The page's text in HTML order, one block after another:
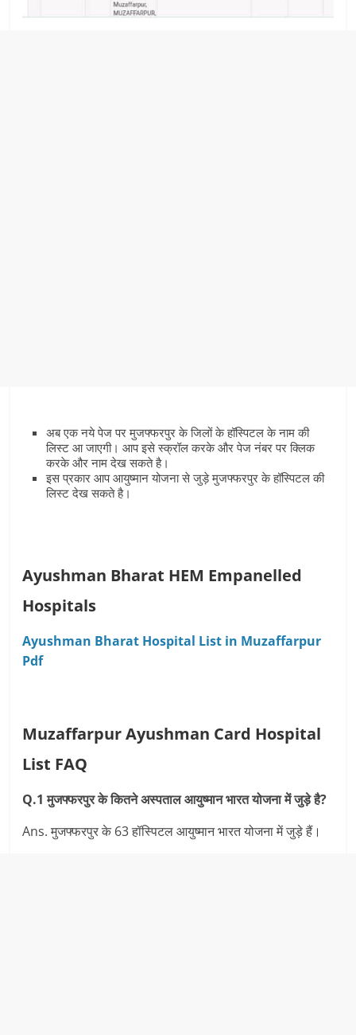
अब एक नये पेज पर मुजफ्फरपुर के जिलों के हॉस्पिटल के नाम की
लिस्‍ट आ जाएगी। आप इसे स्‍क्रॉल करके और पेज नंबर पर क्लिक
करके और नाम देख सकते है।
इस प्रकार आप आयुष्‍मान योजना से जुड़े मुजफ्फरपुर के हॉस्पिटल की
लिस्‍ट देख सकते है।
Ayushman Bharat HEM Empanelled
Hospitals
Ayushman Bharat Hospital List in Muzaffarpur
Pdf
Muzaffarpur Ayushman Card Hospital
List FAQ
Q.1 मुजफ्फरपुर के कितने अस्‍पताल आयुष्‍मान भारत योजना में जुड़े है?
Ans. मुजफ्फरपुर के 63 हॉस्पिटल आयुष्‍मान भारत योजना में जुड़े हैं।